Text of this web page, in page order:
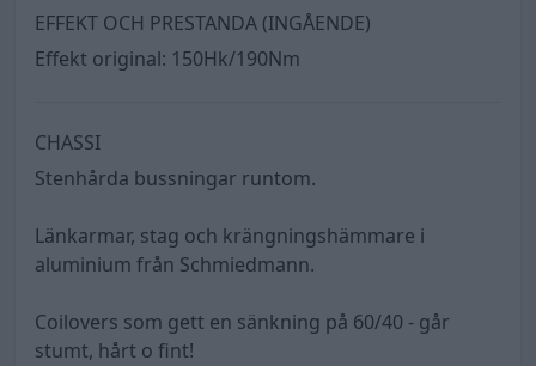
EFFEKT OCH PRESTANDA (INGÅENDE)
Effekt original: 150Hk/190Nm
CHASSI
Stenhårda bussningar runtom.
Länkarmar, stag och krängningshämmare i
aluminium från Schmiedmann.
Coilovers som gett en sänkning på 60/40 - går
stumt, hårt o fint!